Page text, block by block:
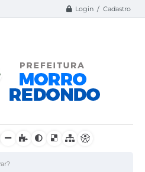
Login / Cadastro